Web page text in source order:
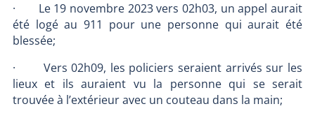
· Le 19 novembre 2023 vers 02h03, un appel aurait
été logé au 911 pour une personne qui aurait été
blessée;
· Vers 02h09, les policiers seraient arrivés sur les
lieux et ils auraient vu la personne qui se serait
trouvée à l’extérieur avec un couteau dans la main;